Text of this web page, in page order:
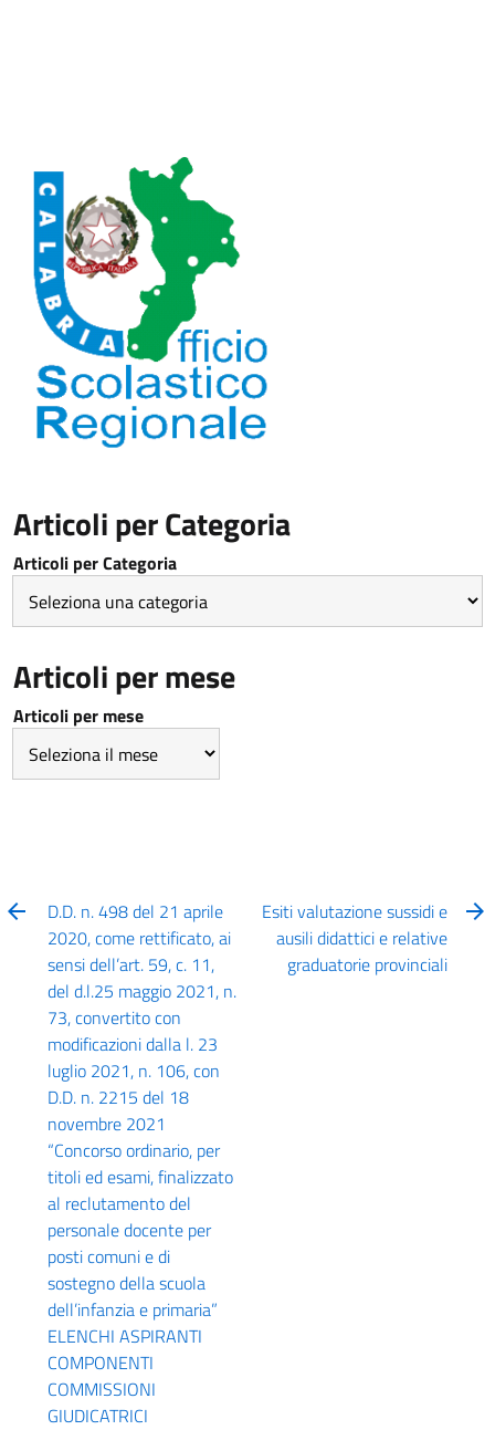
Articoli per Categoria
Articoli per Categoria
Articoli per mese
Articoli per mese
D.D. n. 498 del 21 aprile
2020, come rettificato, ai
sensi dell’art. 59, c. 11,
del d.l.25 maggio 2021, n.
73, convertito con
modificazioni dalla l. 23
luglio 2021, n. 106, con
D.D. n. 2215 del 18
novembre 2021
“Concorso ordinario, per
titoli ed esami, finalizzato
al reclutamento del
personale docente per
posti comuni e di
sostegno della scuola
dell’infanzia e primaria”
ELENCHI ASPIRANTI
COMPONENTI
COMMISSIONI
GIUDICATRICI
Esiti valutazione sussidi e
ausili didattici e relative
graduatorie provinciali